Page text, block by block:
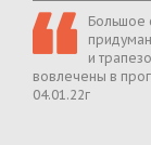
Большое
и
вовлечены в
04.01.22г